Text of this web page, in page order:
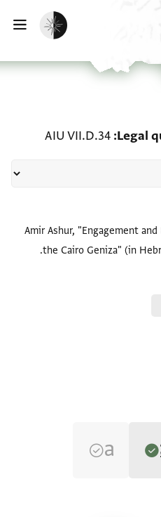
تفعيل الوضع المظلم
Legal
AIU VII.D.34
Amir Ashur, "Engagement
the Cairo Geniza‎" (in